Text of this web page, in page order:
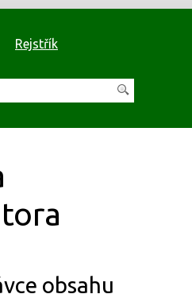
Rejstřík
obsahu